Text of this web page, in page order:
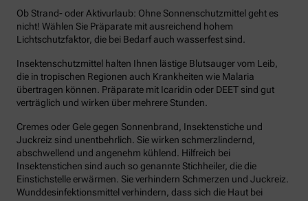
Ob Strand- oder Aktivurlaub: Ohne Sonnenschutzmittel geht es
nicht! Wählen Sie Präparate mit ausreichend hohem
Lichtschutzfaktor, die bei Bedarf auch wasserfest sind.
Insektenschutzmittel halten Ihnen lästige Blutsauger vom Leib,
die in tropischen Regionen auch Krankheiten wie Malaria
übertragen können. Präparate mit Icaridin oder DEET sind gut
verträglich und wirken über mehrere Stunden.
Cremes oder Gele gegen Sonnenbrand, Insektenstiche und
Juckreiz sind unentbehrlich. Sie wirken schmerzlindernd,
abschwellend und angenehm kühlend. Hilfreich bei
Insektenstichen sind auch so genannte Stichheiler, die die
Einstichstelle erwärmen. Sie verhindern Schmerzen und Juckreiz.
Wunddesinfektionsmittel verhindern, dass sich die Haut bei